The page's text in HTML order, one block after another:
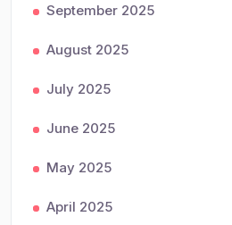
September 2025
August 2025
July 2025
June 2025
May 2025
April 2025